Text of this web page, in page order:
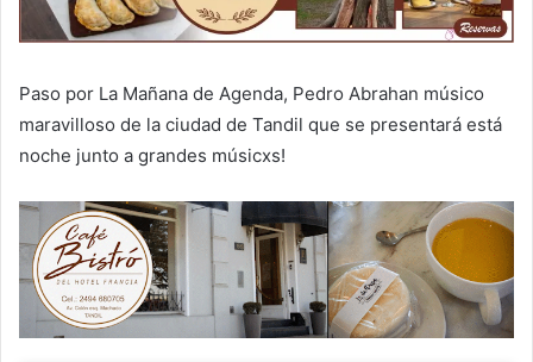
Paso por La Mañana de Agenda, Pedro Abrahan músico
maravilloso de la ciudad de Tandil que se presentará está
noche junto a grandes músicxs!